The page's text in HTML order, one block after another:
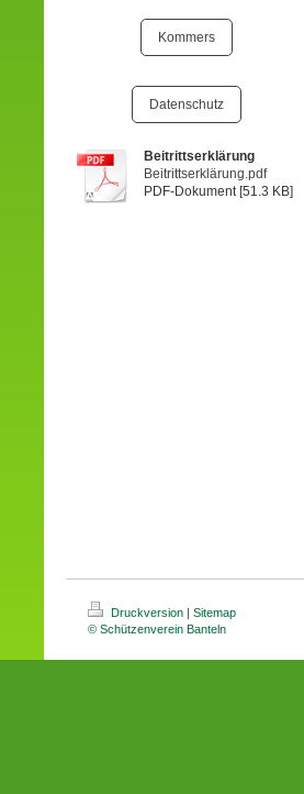
Kommers
Datenschutz
Beitrittserklärung
Beitrittserklärung.pdf
PDF-Dokument [51.3 KB]
Druckversion
Sitemap
© Schützenverein Banteln